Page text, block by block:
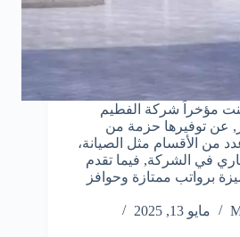
مؤخراً شركة الفطيم
عن توفيرها حزمة من
من الأقسام مثل الصيانة،
في الشركة, فيما تقدم
برواتب ممتازة وحوافز
مايو 13, 2025